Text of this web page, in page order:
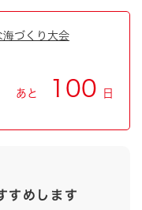
づくり大会
あと 100 日
すめします